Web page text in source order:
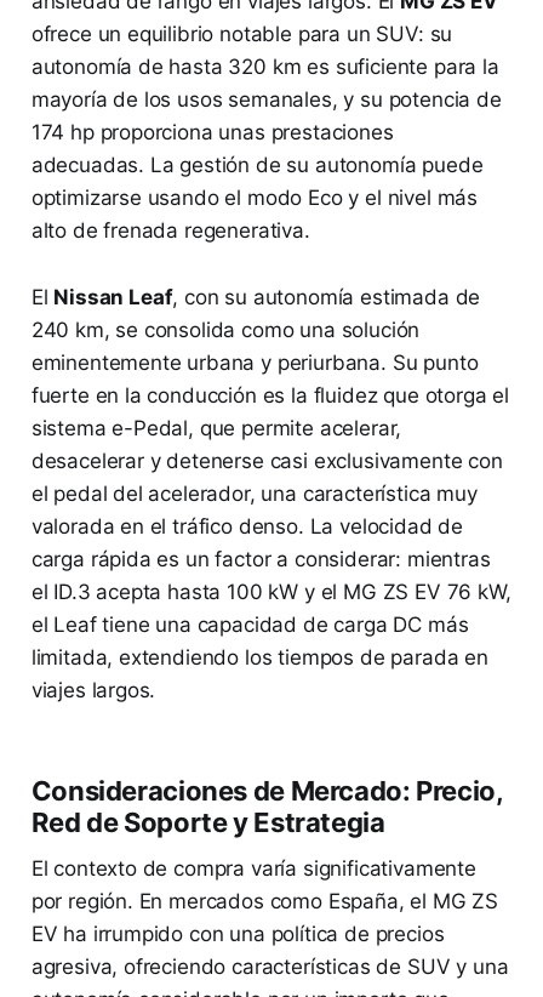
ofrece un equilibrio notable para un SUV: su
autonomía de hasta 320 km es suficiente para la
mayoría de los usos semanales, y su potencia de
174 hp proporciona unas prestaciones
adecuadas. La gestión de su autonomía puede
optimizarse usando el modo Eco y el nivel más
alto de frenada regenerativa.
El Nissan Leaf, con su autonomía estimada de
240 km, se consolida como una solución
eminentemente urbana y periurbana. Su punto
fuerte en la conducción es la fluidez que otorga el
sistema e-Pedal, que permite acelerar,
desacelerar y detenerse casi exclusivamente con
el pedal del acelerador, una característica muy
valorada en el tráfico denso. La velocidad de
carga rápida es un factor a considerar: mientras
el ID.3 acepta hasta 100 kW y el MG ZS EV 76 kW,
el Leaf tiene una capacidad de carga DC más
limitada, extendiendo los tiempos de parada en
viajes largos.
Consideraciones de Mercado: Precio,
Red de Soporte y Estrategia
El contexto de compra varía significativamente
por región. En mercados como España, el MG ZS
EV ha irrumpido con una política de precios
agresiva, ofreciendo características de SUV y una